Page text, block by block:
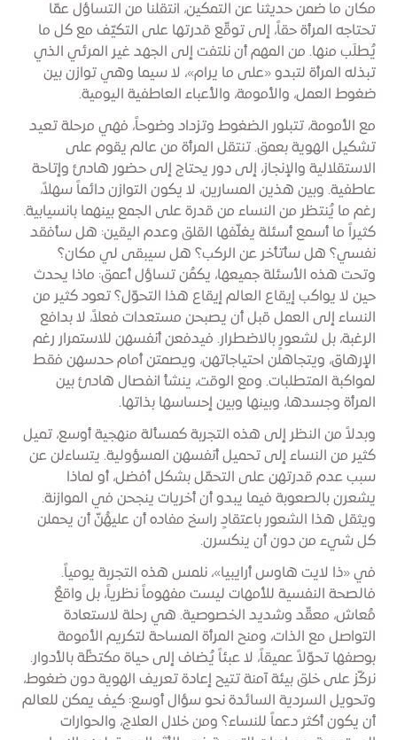
مكان ما ضمن حديثنا عن التمكين، انتقلنا من التساؤل عمّا
تحتاجه المرأة حقاً، إلى توقّع قدرتها على التكيّف مع كل ما
يُطلَب منها. من المهم أن نلتفت إلى الجهد غير المرئي الذي
تبذله المرأة لتبدو «على ما يرام»، لا سيما وهي توازن بين
ضغوط العمل، والأمومة، والأعباء العاطفية اليومية.
مع الأمومة، تتبلور الضغوط وتزداد وضوحاً، فهي مرحلة تعيد
تشكيل الهوية بعمق. تنتقل المرأة من عالم يقوم على
الاستقلالية والإنجاز، إلى دور يحتاج إلى حضور هادئ وإتاحة
عاطفية. وبين هذين المسارين، لا يكون التوازن دائماً سهلاً،
رغم ما يُنتظر من النساء من قدرة على الجمع بينهما بانسيابية.
كثيراً ما أسمع أسئلة يغلّفها القلق وعدم اليقين: هل سأفقد
نفسي؟ هل سأتأخر عن الركب؟ هل سيبقى لي مكان؟
وتحت هذه الأسئلة جميعها، يكمُن تساؤل أعمق: ماذا يحدث
حين لا يواكب إيقاع العالم إيقاع هذا التحوّل؟ تعود كثير من
النساء إلى العمل قبل أن يصبحن مستعدات فعلاً، لا بدافع
الرغبة، بل لشعورٍ بالاضطرار. فيدفعن أنفسهن للاستمرار رغم
الإرهاق، ويتجاهلن احتياجاتهن، ويصمتن أمام حدسهن فقط
لمواكبة المتطلبات. ومع الوقت، ينشأ انفصال هادئ بين
المرأة وجسدها، وبينها وبين إحساسها بذاتها.
وبدلاً من النظر إلى هذه التجربة كمسألة منهجية أوسع، تميل
كثير من النساء إلى تحميل أنفسهن المسؤولية. يتساءلن عن
سبب عدم قدرتهن على التحمّل بشكل أفضل، أو لماذا
يشعرن بالصعوبة فيما يبدو أن أخريات ينجحن في الموازنة.
ويثقل هذا الشعور باعتقادٍ راسخ مفاده أن عليهُنّ أن يحملن
كل شيء من دون أن ينكسرن.
في «ذا لايت هاوس أرايبيا»، نلمس هذه التجربة يومياً.
فالصحة النفسية للأمهات ليست مفهوماً نظرياً، بل واقعٌ
مُعاش، معقّد وشديد الخصوصية. هي رحلة لاستعادة
التواصل مع الذات، ومنح المرأة المساحة لتكريم الأمومة
بوصفها تحوّلاً عميقاً، لا عبئاً يُضاف إلى حياة مكتظّة بالأدوار.
نركّز على خلق بيئة آمنة تتيح إعادة تعريف الهوية دون ضغوط،
وتحويل السردية السائدة نحو سؤال أوسع: كيف يمكن للعالم
أن يكون أكثر دعماً للنساء؟ ومن خلال العلاج، والحوارات